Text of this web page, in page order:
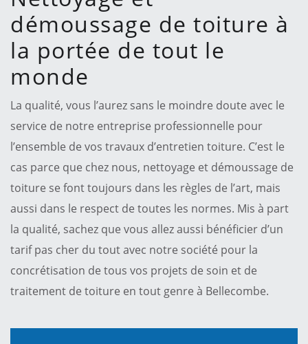
démoussage de toiture à
la portée de tout le
monde
La qualité, vous l’aurez sans le moindre doute avec le
service de notre entreprise professionnelle pour
l’ensemble de vos travaux d’entretien toiture. C’est le
cas parce que chez nous, nettoyage et démoussage de
toiture se font toujours dans les règles de l’art, mais
aussi dans le respect de toutes les normes. Mis à part
la qualité, sachez que vous allez aussi bénéficier d’un
tarif pas cher du tout avec notre société pour la
concrétisation de tous vos projets de soin et de
traitement de toiture en tout genre à Bellecombe.